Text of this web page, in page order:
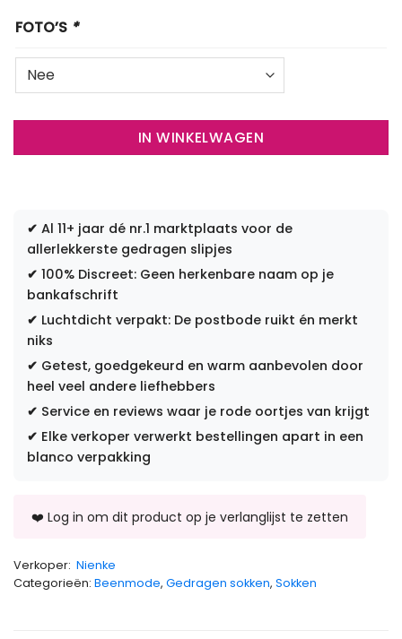
FOTO’S *
IN WINKELWAGEN
✔ Al 11+ jaar dé nr.1 marktplaats voor de
allerlekkerste gedragen slipjes
✔ 100% Discreet: Geen herkenbare naam op je
bankafschrift
✔ Luchtdicht verpakt: De postbode ruikt én merkt
niks
✔ Getest, goedgekeurd en warm aanbevolen door
heel veel andere liefhebbers
✔ Service en reviews waar je rode oortjes van krijgt
✔ Elke verkoper verwerkt bestellingen apart in een
blanco verpakking
Verkoper: Nienke
Categorieën: Beenmode, Gedragen sokken, Sokken